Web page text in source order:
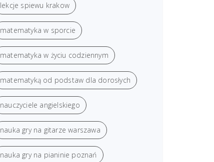
lekcje spiewu krakow
matematyka w sporcie
matematyka w życiu codziennym
matematyką od podstaw dla dorosłych
nauczyciele angielskiego
nauka gry na gitarze warszawa
nauka gry na pianinie poznań